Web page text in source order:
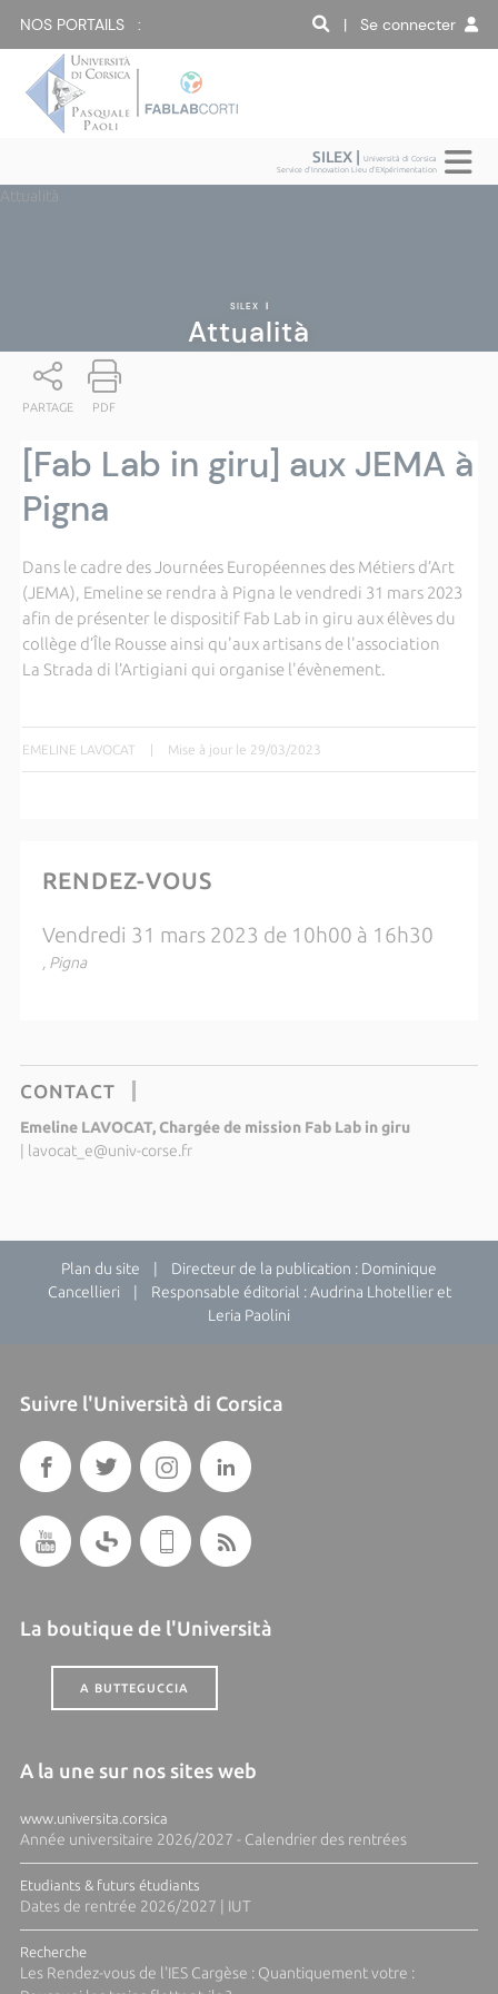
NOS PORTAILS : | Se connecter
SILEX |Università di Corsica
Service d'Innovation Lieu d'EXpérimentation
Attualità
SILEX |
Attualità
PARTAGE PDF
[Fab Lab in giru] aux JEMA à
Pigna
Dans le cadre des Journées Européennes des Métiers d’Art
(JEMA), Emeline se rendra à Pigna le vendredi 31 mars 2023
afin de présenter le dispositif Fab Lab in giru aux élèves du
collège d’Île Rousse ainsi qu'aux artisans de l'association
La Strada di l’Artigiani qui organise l'évènement.
EMELINE LAVOCAT | Mise à jour le 29/03/2023
RENDEZ-VOUS
Vendredi 31 mars 2023 de 10h00 à 16h30
, Pigna
CONTACT
Emeline LAVOCAT, Chargée de mission Fab Lab in giru
lavocat_e@univ-corse.fr
Plan du site | Directeur de la publication : Dominique
Cancellieri | Responsable éditorial : Audrina Lhotellier et
Leria Paolini
Suivre l'Università di Corsica
La boutique de l'Università
A BUTTEGUCCIA
A la une sur nos sites web
www.universita.corsica
Année universitaire 2026/2027 - Calendrier des rentrées
Etudiants & futurs étudiants
Dates de rentrée 2026/2027 | IUT
Recherche
Les Rendez-vous de l'IES Cargèse : Quantiquement votre :